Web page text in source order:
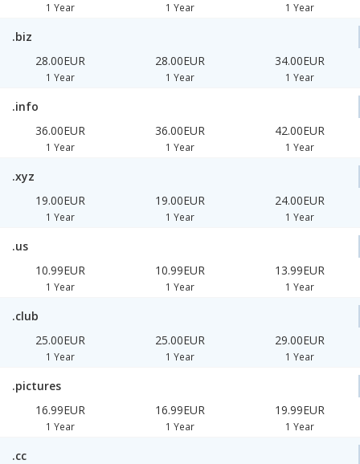
1 Year 1 Year 1 Year
.biz
28.00EUR
1 Year
28.00EUR
1 Year
34.00EUR
1 Year
.info
36.00EUR
1 Year
36.00EUR
1 Year
42.00EUR
1 Year
.xyz
19.00EUR
1 Year
19.00EUR
1 Year
24.00EUR
1 Year
.us
10.99EUR
1 Year
10.99EUR
1 Year
13.99EUR
1 Year
.club
25.00EUR
1 Year
25.00EUR
1 Year
29.00EUR
1 Year
.pictures
16.99EUR
1 Year
16.99EUR
1 Year
19.99EUR
1 Year
.cc